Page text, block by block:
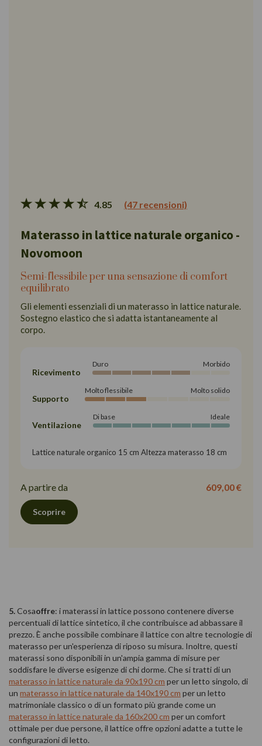
4.85 (47 recensioni)
Materasso in lattice naturale organico -
Novomoon
Semi-flessibile per una sensazione di comfort
equilibrato
Gli elementi essenziali di un materasso in lattice naturale.
Sostegno elastico che si adatta istantaneamente al
corpo.
Ricevimento
Duro Morbido
Supporto
Molto flessibile Molto solido
Ventilazione
Di base Ideale
Lattice naturale organico 15 cm Altezza materasso 18 cm
A partire da 609,00 €
Scoprire
5.Cosaoffre: i materassi in lattice possono contenere diverse
percentuali di lattice sintetico, il che contribuisce ad abbassare il
prezzo. È anche possibile combinare il lattice con altre tecnologie di
materasso per un'esperienza di riposo su misura. Inoltre, questi
materassi sono disponibili in un'ampia gamma di misure per
soddisfare le diverse esigenze di chi dorme. Che si tratti di un
materasso in lattice naturale da 90x190 cm per un letto singolo, di
un materasso in lattice naturale da 140x190 cm per un letto
matrimoniale classico o di un formato più grande come un
materasso in lattice naturale da 160x200 cm per un comfort
ottimale per due persone, il lattice offre opzioni adatte a tutte le
configurazioni di letto.